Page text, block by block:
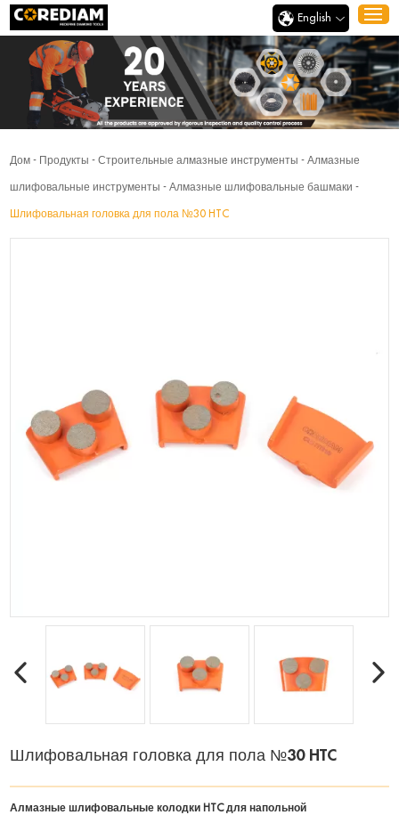
English
Дом - Продукты -Строительные алмазные инструменты -Алмазные
шлифовальные инструменты -Алмазные шлифовальные башмаки -
Шлифовальная головка для пола №30 HTC
Шлифовальная головка для пола №30 HTC
Алмазные шлифовальные колодки HTC для напольной